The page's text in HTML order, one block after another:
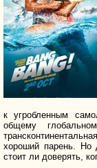
к угробленным
общему
хороший парень. Но
стоит ли доверять,